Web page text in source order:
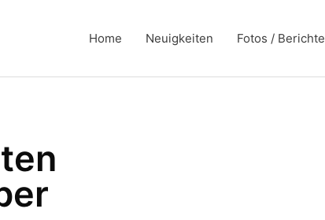
Home Neuigkeiten Fotos / Berichte